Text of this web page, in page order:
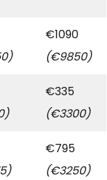
€1090
(€9850)
€335
(€3300)
€795
(€3250)